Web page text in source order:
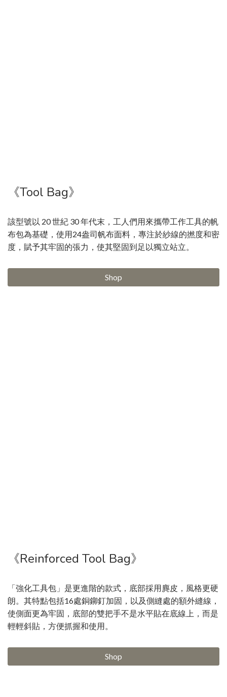
《Tool Bag》
該型號以 20 世紀 30 年代末，工人們用來攜帶工作工具的帆
布包為基礎，使用24盎司帆布面料，專注於紗線的撚度和密
度，賦予其牢固的張力，使其堅固到足以獨立站立。
Shop
《Reinforced Tool Bag》
「強化工具包」是更進階的款式，底部採用麂皮，風格更硬
朗。其特點包括16處銅鉚釘加固，以及側縫處的額外縫線，
使側面更為牢固，底部的雙把手不是水平貼在底線上，而是
輕輕斜貼，方便抓握和使用。
Shop